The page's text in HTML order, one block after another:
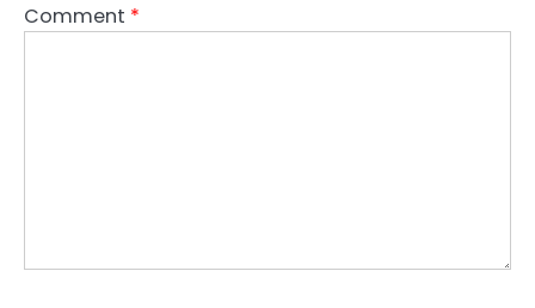
Comment *